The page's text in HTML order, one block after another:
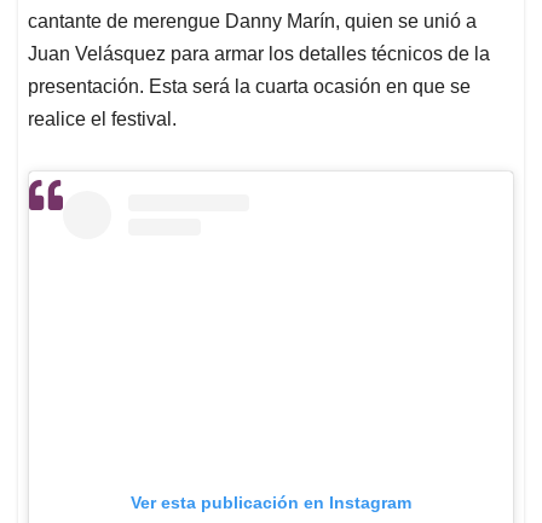
cantante de merengue Danny Marín, quien se unió a
Juan Velásquez para armar los detalles técnicos de la
presentación. Esta será la cuarta ocasión en que se
realice el festival.
Ver esta publicación en Instagram